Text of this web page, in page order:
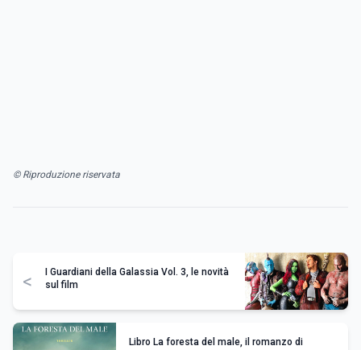
© Riproduzione riservata
<
I Guardiani della Galassia Vol. 3, le novità
sul film
Libro La foresta del male, il romanzo di